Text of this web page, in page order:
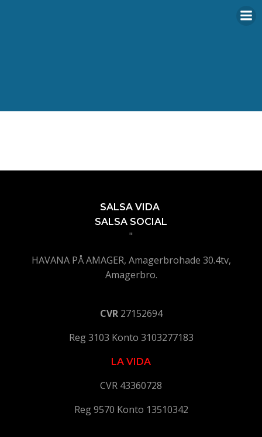
SALSA VIDA
SALSA SOCIAL
"
HAVANA PÅ AMAGER, Amagerbrohade 30.4tv,
Amagerbro.
CVR 27152694
Reg 3103 Konto 3103277183
LA VIDA
CVR 43360728
Reg 9570 Konto 13510342